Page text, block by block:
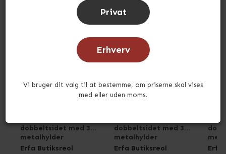
Privat
Erhverv
Vi bruger dit valg til at bestemme, om priserne skal vises
med eller uden moms.
dobbeltsidet med 3
metalhylder
Erfa Butiksreol
dobbeltsidet med 3
metalhylder
Erfa Butiksreol
Erfa